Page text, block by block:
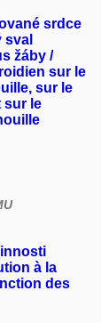
srdce
sval
žáby /
sur le
sur le
sur le
à la
des